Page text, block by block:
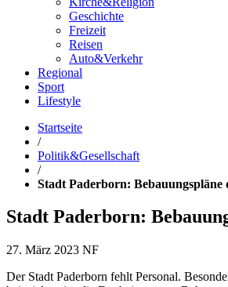
Geschichte
Freizeit
Reisen
Auto&Verkehr
Regional
Sport
Lifestyle
Startseite
/
Politik&Gesellschaft
/
Stadt Paderborn: Bebauungspläne
Stadt Paderborn:
27. März 2023 NF
Der Stadt Paderborn fehlt Personal.